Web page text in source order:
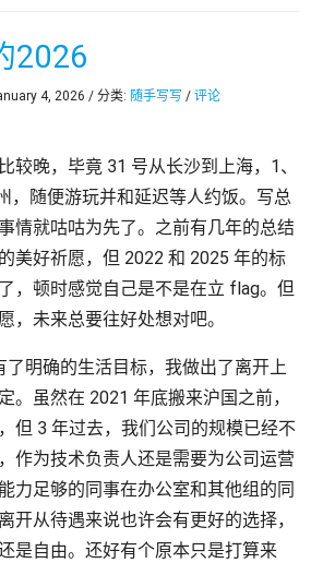
2026
4, 2026 / 分类: 随手写写 /评论
较晚，毕竟 31 号从长沙到上海，1、
，随便游玩并和延迟等人约饭。写总
情就咕咕为先了。之前有几年的总结
美好祈愿，但 2022 和 2025 年的标
，顿时感觉自己是不是在立 flag。但
，未来总要往好处想对吧。
了明确的生活目标，我做出了离开上
。虽然在 2021 年底搬来沪国之前，
但 3 年过去，我们公司的规模已经不
作为技术负责人还是需要为公司运营
力足够的同事在办公室和其他组的同
开从待遇来说也许会有更好的选择，
是自由。还好有个原本只是打算来